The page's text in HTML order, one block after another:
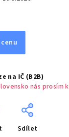
na IČ (B2B)
nás
Sdílet